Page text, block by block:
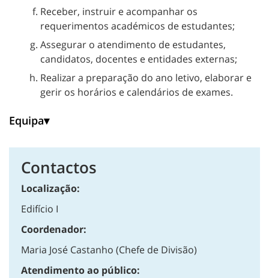
Receber, instruir e acompanhar os
requerimentos académicos de estudantes;
Assegurar o atendimento de estudantes,
candidatos, docentes e entidades externas;
Realizar a preparação do ano letivo, elaborar e
gerir os horários e calendários de exames.
Equipa
Contactos
Localização:
Edifício I
Coordenador:
Maria José Castanho (Chefe de Divisão)
Atendimento ao público: